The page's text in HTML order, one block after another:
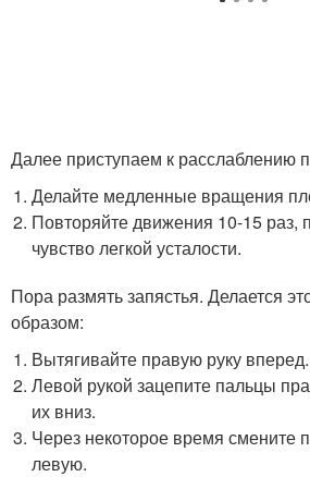
Далее приступаем к расслаблению
Делайте медленные вращения
Повторяйте движения 10-15 раз,
чувство легкой усталости.
Пора размять запястья. Делается
образом:
Вытягивайте правую руку вперед.
Левой рукой зацепите пальцы
их вниз.
Через некоторое время смените
левую.